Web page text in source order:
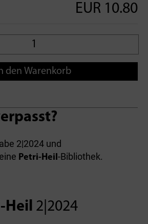
EUR 10.80
den Warenkorb
2|2024 und
Petri-Heil-Bibliothek.
Heil 2|2024